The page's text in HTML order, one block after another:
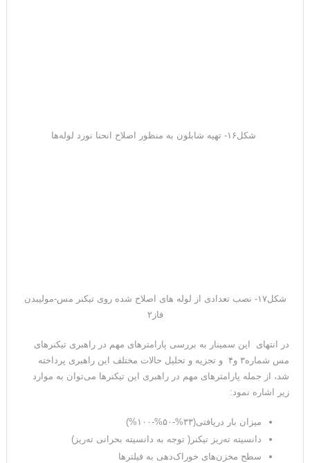
شکل۱۶- تهیه شابلون به منظور اصلاح انحنا نورد لوله‌ها
شکل۱۷- نصب تعدادی از لوله های اصلاح شده روی تیکنر مس-مولیبدن
فاز۲
در انتهای این سمینار به بررسی پارامترهای مهم در راهبری تیکنرهای
مس شماره۳ و۴ و تجزیه و تحلیل حالات مختلف این راهبری پرداخته
شد، از جمله پارامترهای مهم در راهبری این تیکنرها می‌توان به موارد
زیر اشاره نمود:
میزان بار دریافتی(۳۳%-۵۰%-۱۰۰%)
دانسیته ته‌ریز تیکنر( توجه به دانسیته بحرانی ته‌ریز)
سطح مخزن‌های خوراک‌دهی به فیلترها